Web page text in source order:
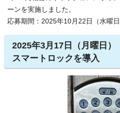
ーンを実施しました。
応募期間：2025年10月22日（水曜
2025年3月17日（月曜日
スマートロックを導入